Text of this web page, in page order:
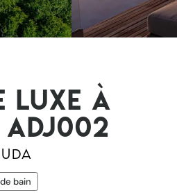
luxe à
bain